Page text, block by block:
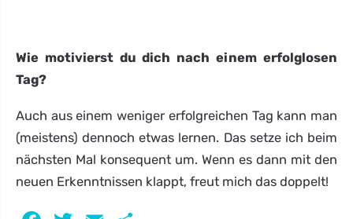
Wie motivierst du dich nach einem erfolglosen
Tag?
Auch aus einem weniger erfolgreichen Tag kann man
(meistens) dennoch etwas lernen. Das setze ich beim
nächsten Mal konsequent um. Wenn es dann mit den
neuen Erkenntnissen klappt, freut mich das doppelt!